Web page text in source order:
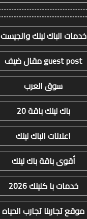
خدمات الباك لينك والجيست
guest post مقال ضيف
سوق العرب
باك لينك باقة 20
اعلانات الباك لينك
أقوى باقة باك لينك
خدمات با كلينك 2026
موقع تجاربنا تجارب الحياه